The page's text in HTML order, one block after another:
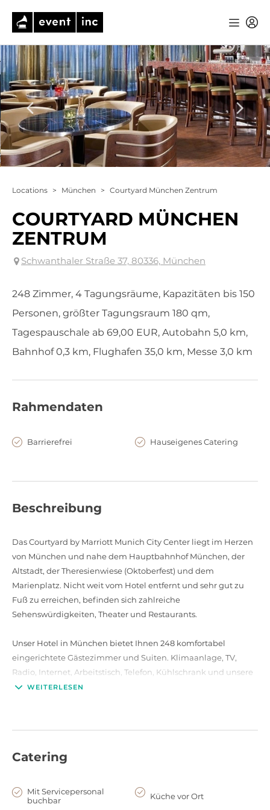
Locations > München > Courtyard München Zentrum
COURTYARD MÜNCHEN
ZENTRUM
Schwanthaler Straße 37, 80336, München
248 Zimmer, 4 Tagungsräume, Kapazitäten bis 150
Personen, größter Tagungsraum 180 qm,
Tagespauschale ab 69,00 EUR, Autobahn 5,0 km,
Bahnhof 0,3 km, Flughafen 35,0 km, Messe 3,0 km
Rahmendaten
Barrierefrei Hauseigenes Catering
Beschreibung
Das Courtyard by Marriott Munich City Center liegt im Herzen
von München und nahe dem Hauptbahnhof München, der
Altstadt, der Theresienwiese (Oktoberfest) und dem
Marienplatz. Nicht weit vom Hotel entfernt und sehr gut zu
Fuß zu erreichen, befinden sich zahlreiche
Sehenswürdigkeiten, Theater und Restaurants.
Unser Hotel in München bietet Ihnen 248 komfortabel
eingerichtete Gästezimmer und Suiten. Klimaanlage, TV,
Radio, Internet, Arbeitstisch, Telefon, Kühlschrank und unsere
luxuriösen Betten sorgen für einen erholsamen Aufenthalt.
Tagesabschluss einen Cocktail an der Bar. Zum Ausgleich
Fitness Center an den Cardiogeräten fit halten. In der Lobby
24-Stunden-Market mit Snacks und Getränken, Kaffee, Tee,
Tageszeitungen und Zeitschriften, der Ihnen rund um die Uhr
WEITERLESEN
Catering
Mit Servicepersonal
buchbar
Küche vor Ort